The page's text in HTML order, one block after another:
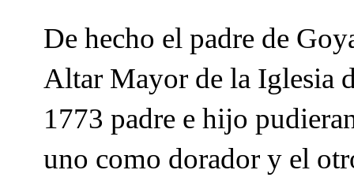
De hecho el padre de
Altar Mayor de la Iglesia
1773 padre e hijo
uno como dorador y el